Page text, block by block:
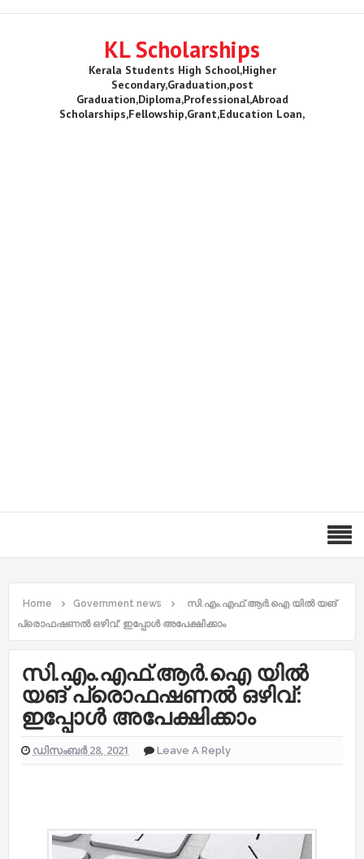
KL Scholarships
Kerala Students High School,Higher
Secondary,Graduation,post
Graduation,Diploma,Professional,Abroad
Scholarships,Fellowship,Grant,Education Loan,
Home Government news
സി.എം.എഫ്.ആര്‍.ഐ യില്‍ യങ്
പ്രൊഫഷണല്‍ ഒഴിവ്: ഇപ്പോൾ അപേക്ഷിക്കാം
സി.എം.എഫ്.ആര്‍.ഐ യില്‍
യങ് പ്രൊഫഷണല്‍ ഒഴിവ്:
ഇപ്പോൾ അപേക്ഷിക്കാം
ഡിസംബർ 28, 2021 Leave A Reply